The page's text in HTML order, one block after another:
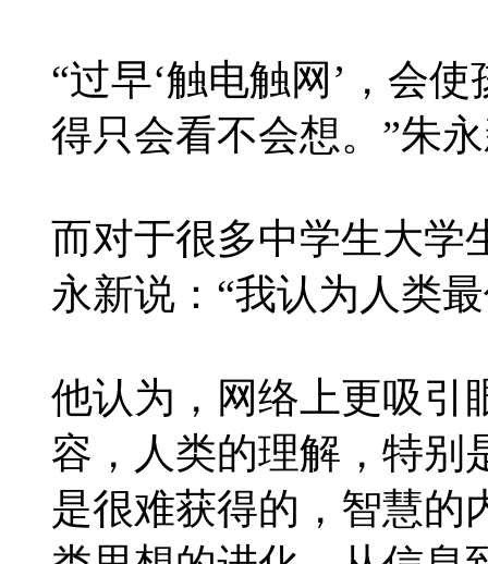
“过早‘触电触网’，会
得只会看不会想。”朱
而对于很多中学生大学
永新说：“我认为人类
他认为，网络上更吸引
容，人类的理解，特别
是很难获得的，智慧的